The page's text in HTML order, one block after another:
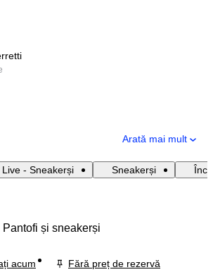
Arată mai mult
- Sneakerși Sneakerși
și sneakerși
acum
Fără preț de rezervă